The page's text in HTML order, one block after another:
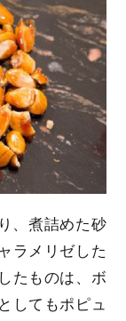
、煮詰めた砂
ラメリゼした
たものは、ボ
してもポピュ